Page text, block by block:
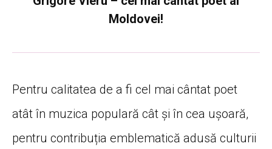
Moldovei!
Pentru calitatea de a fi cel mai cântat poet
atât în muzica populară cât și în cea ușoară,
pentru contribuția emblematică adusă culturii